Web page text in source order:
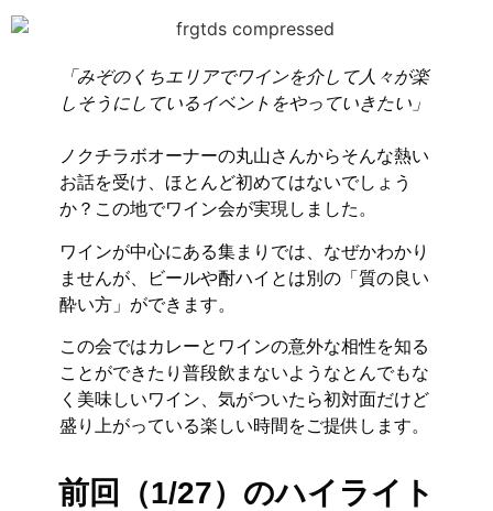
「みぞのくちエリアでワインを介して人々が楽
しそうにしているイベントをやっていきたい」
ノクチラボオーナーの丸山さんからそんな熱い
お話を受け、ほとんど初めてはないでしょう
か？この地でワイン会が実現しました。
ワインが中心にある集まりでは、なぜかわかり
ませんが、ビールや酎ハイとは別の「質の良い
酔い方」ができます。
この会ではカレーとワインの意外な相性を知る
ことができたり普段飲まないようなとんでもな
く美味しいワイン、気がついたら初対面だけど
盛り上がっている楽しい時間をご提供します。
前回（1/27）のハイライト